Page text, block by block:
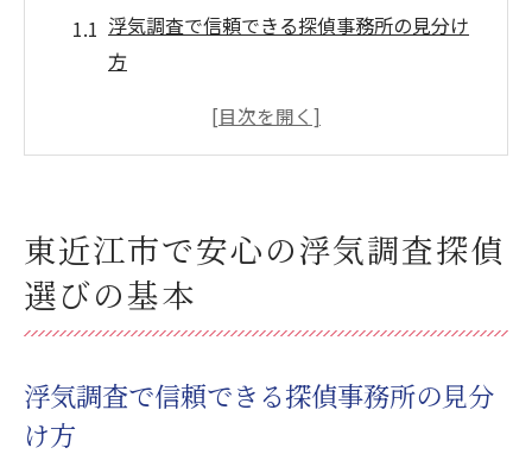
浮気調査で信頼できる探偵事務所の見分け
方
探偵選びで重視すべき資格と実績
費用対効果を考慮した探偵事務所の選定基
準
浮気調査成功に向けた初めてのステップ
調査ポイント
東近江市で安心の浮気調査探偵
選びの基本
浮気調査で信頼できる探偵事務所の見分
け方